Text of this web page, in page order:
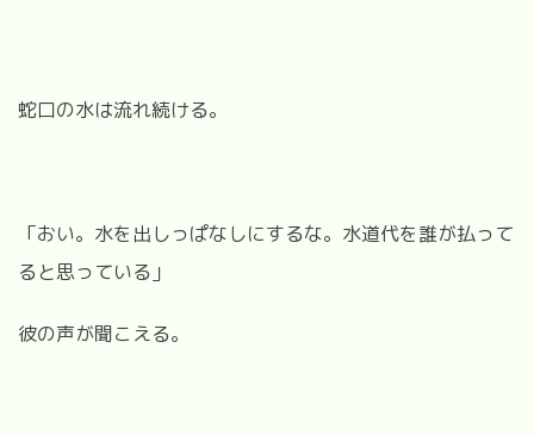
蛇口の水は流れ続ける。
「おい。水を出しっぱなしにするな。水道代を誰が払って
ると思っている」
彼の声が聞こえる。